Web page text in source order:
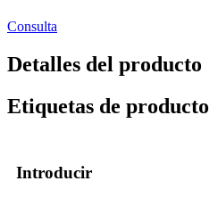
Consulta
Detalles del producto
Etiquetas de producto
Introducir